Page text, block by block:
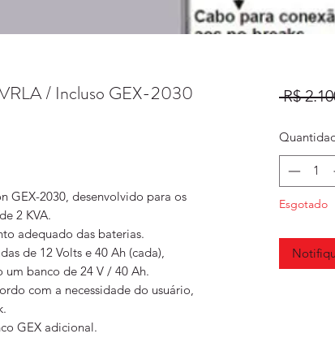
/ Incluso GEX-2030
GEX-2030, desenvolvido para os
2 KVA.
adequado das baterias.
de 12 Volts e 40 Ah (cada),
banco de 24 V / 40 Ah.
com a necessidade do usuário,
GEX adicional.
R$
Esgotado